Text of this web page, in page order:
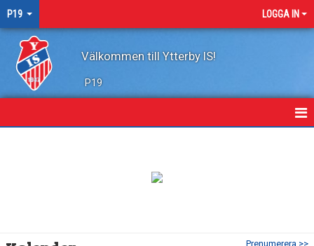
P19 LOGGA IN
Välkommen till Ytterby IS!
P19
Prenumerera >>